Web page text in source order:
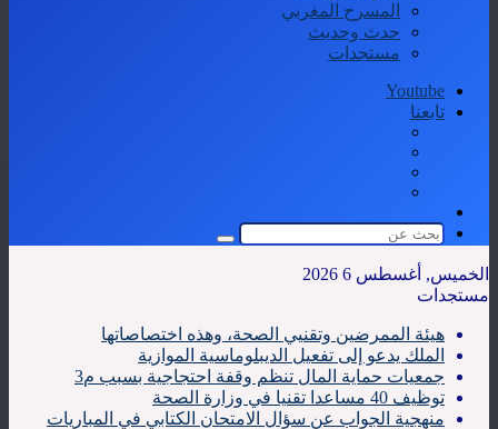
المسرح المغربي
حدث وحديث
مستجدات
Youtube
تابعنا
المظلم
بحث
الخميس, أغسطس 6 2026
مستجدات
هيئة الممرضين وتقنيي الصحة، وهذه اختصاصاتها
الملك يدعو إلى تفعيل الديبلوماسية الموازية
جمعيات حماية المال تنظم وقفة احتجاجية بسبب م3
توظيف 40 مساعدا تقنيا في وزارة الصحة
منهجية الجواب عن سؤال الامتحان الكتابي في المباريات